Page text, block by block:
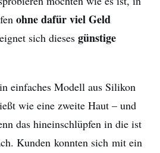
ohne dafür viel Geld
sich dieses günstige
einfaches Modell aus Silikon
wie eine zweite Haut – und
das hineinschlüpfen in die ist
Kunden konnten sich mit ein